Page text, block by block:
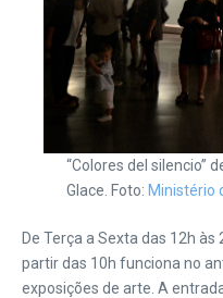
“Colores del silencio”
Glace. Foto: Ministério
De Terça a Sexta das 12h às
partir das 10h funciona no
exposições de arte. A